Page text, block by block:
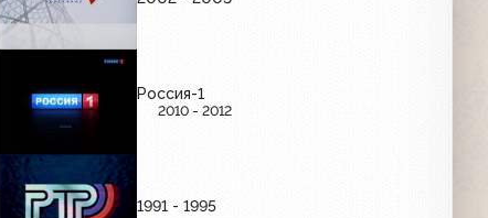
00:08
Россия-1
2010 - 2012
1991 - 1995